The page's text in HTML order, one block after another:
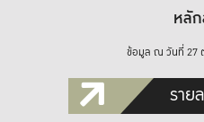
หลั
ข้อมูล ณ วันที่ 27
ราย